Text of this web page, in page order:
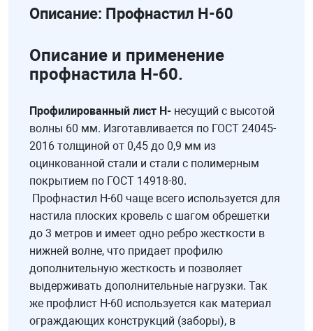
Описание: Профнастил Н-60
Описание и применение
профнастила Н-60.
Профилированный лист Н- несущий с высотой
волны 60 мм. Изготавливается по ГОСТ 24045-
2016 толщиной от 0,45 до 0,9 мм из
оцинкованной стали и стали с полимерным
покрытием по ГОСТ 14918-80.
Профнастил Н-60 чаще всего используется для
настила плоских кровель с шагом обрешетки
до 3 метров и имеет одно ребро жесткости в
нижней волне, что придает профилю
дополнительную жесткость и позволяет
выдерживать дополнительные нагрузки. Так
же профлист Н-60 используется как материал
ограждающих конструкций (заборы), в